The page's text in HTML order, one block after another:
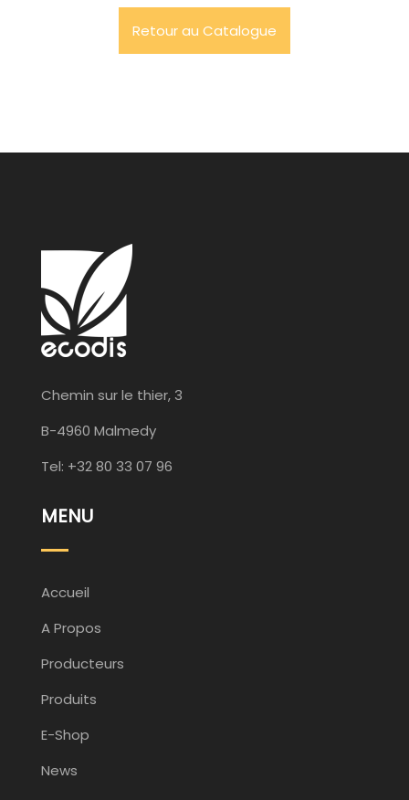
Retour au Catalogue
Chemin sur le thier, 3
B-4960 Malmedy
Tel: +32 80 33 07 96
MENU
Accueil
A Propos
Producteurs
Produits
E-Shop
News